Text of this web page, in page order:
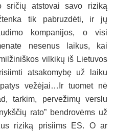
sričių atstovai savo riziką
tik pabruzdėti, ir jų
kompanijos, o visi
nesenus laikus, kai
vilkikų iš Lietuvos
atsakomybę už laiku
vežėjai…Ir tuomet nė
tarkim, pervežimų verslu
rato” bendrovėms už
riziką prisiims ES. O ar